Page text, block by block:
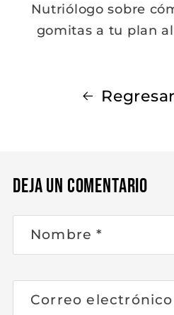
Nutriólogo sobre
gomitas a tu plan
Deja un comentario
Nombre*
Correo electrónico